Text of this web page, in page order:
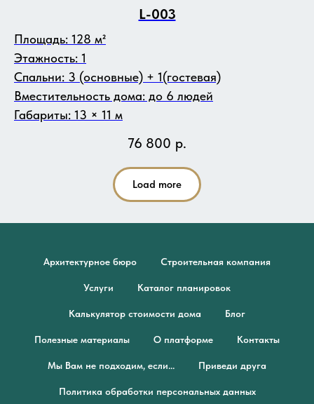
L-003
Площадь: 128 м²
Этажность: 1
Спальни: 3 (основные) + 1(гостевая)
Вместительность дома: до 6 людей
Габариты: 13 × 11 м
76 800 р.
Load more
Архитектурное бюро Строительная компания
Услуги Каталог планировок
Калькулятор стоимости дома Блог
Полезные материалы О платформе Контакты
Мы Вам не подходим, если... Приведи друга
Политика обработки персональных данных